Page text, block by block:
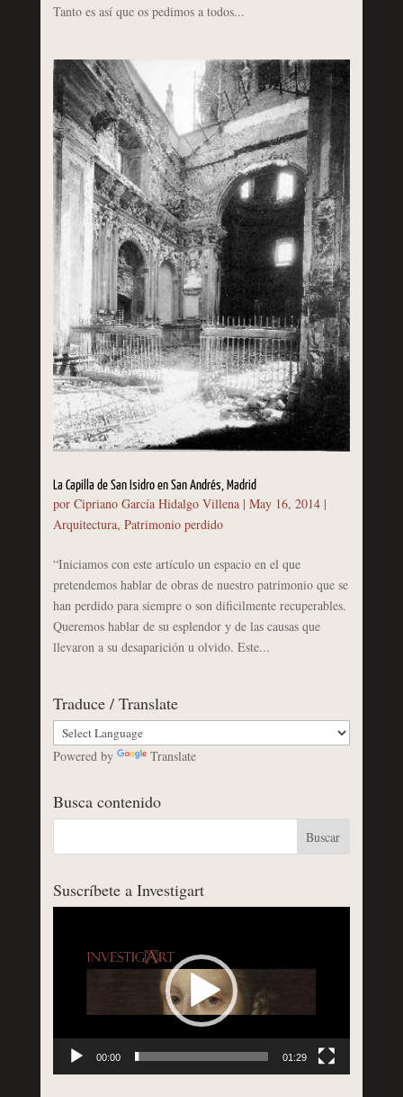
Tanto es así que os pedimos a todos...
La Capilla de San Isidro en San Andrés, Madrid
por Cipriano García Hidalgo Villena| May 16, 2014|
Arquitectura, Patrimonio perdido
“Iniciamos con este artículo un espacio en el que
pretendemos hablar de obras de nuestro patrimonio que se
han perdido para siempre o son dificilmente recuperables.
Queremos hablar de su esplendor y de las causas que
llevaron a su desaparición u olvido. Este...
Traduce / Translate
Powered by Translate
Busca contenido
Suscríbete a Investigart
00:00 01:29